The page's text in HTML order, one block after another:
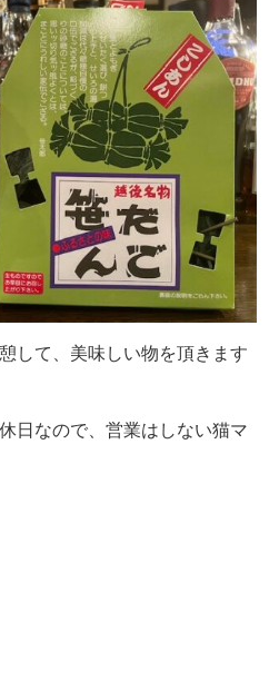
して、美味しい物を頂きます
日なので、営業はしない猫マ